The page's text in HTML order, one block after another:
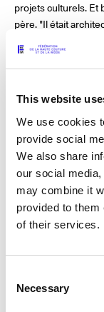
This website
We use cookies
provide social
We also share
our social
may combine it
provided to them
of their services.
Selection
Necessary
projets culturels. Et
père. "Il était
l'architecte de la
Castéou à Hyères,
même une
création lui vaut
distinction qu'elle
parlé parce que je
qu'aux gens qui
Didier Grumbach,
La 40ᵉ édition du
octobre 2025 et
accompagner son
d'Hugo, c’est qu’il